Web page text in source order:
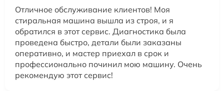
Отличное обслуживание клиентов! Моя
стиральная машина вышла из строя, и я
обратился в этот сервис. Диагностика была
проведена быстро, детали были заказаны
оперативно, и мастер приехал в срок и
профессионально починил мою машину. Очень
рекомендую этот сервис!